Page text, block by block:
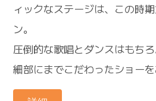
ィックなステージは、この時
ン。
圧倒的な歌唱とダンスはもち
細部にまでこだわったショーを